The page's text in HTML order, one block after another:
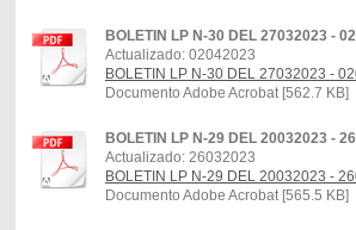
BOLETIN LP N-30 DEL 27032023 -
Actualizado: 02042023
BOLETIN LP N-30 DEL 27032023 -
Documento Adobe Acrobat [562.7 KB]
BOLETIN LP N-29 DEL 20032023 -
Actualizado: 26032023
BOLETIN LP N-29 DEL 20032023 -
Documento Adobe Acrobat [565.5 KB]